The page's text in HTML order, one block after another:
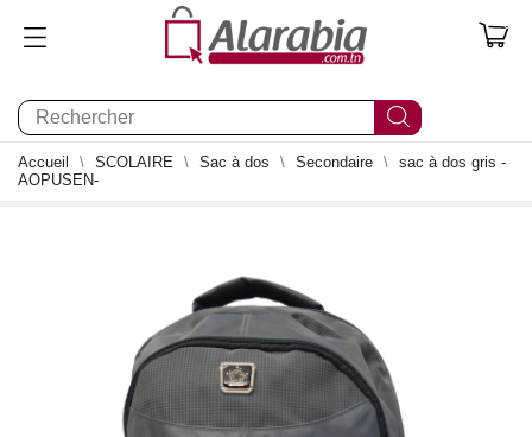
0
Accueil SCOLAIRE Sac à dos Secondaire
sac à dos gris -
AOPUSEN-